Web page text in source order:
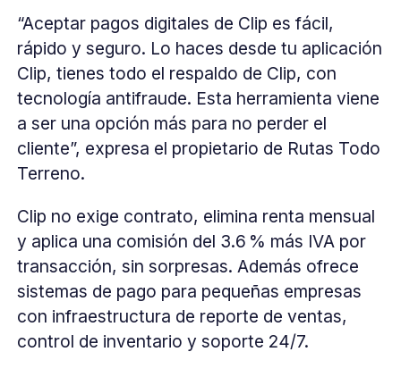
“Aceptar pagos digitales de Clip es fácil,
rápido y seguro. Lo haces desde tu aplicación
Clip, tienes todo el respaldo de Clip, con
tecnología antifraude. Esta herramienta viene
a ser una opción más para no perder el
cliente”, expresa el propietario de Rutas Todo
Terreno.
Clip no exige contrato, elimina renta mensual
y aplica una comisión del 3.6 % más IVA por
transacción, sin sorpresas. Además ofrece
sistemas de pago para pequeñas empresas
con infraestructura de reporte de ventas,
control de inventario y soporte 24/7.